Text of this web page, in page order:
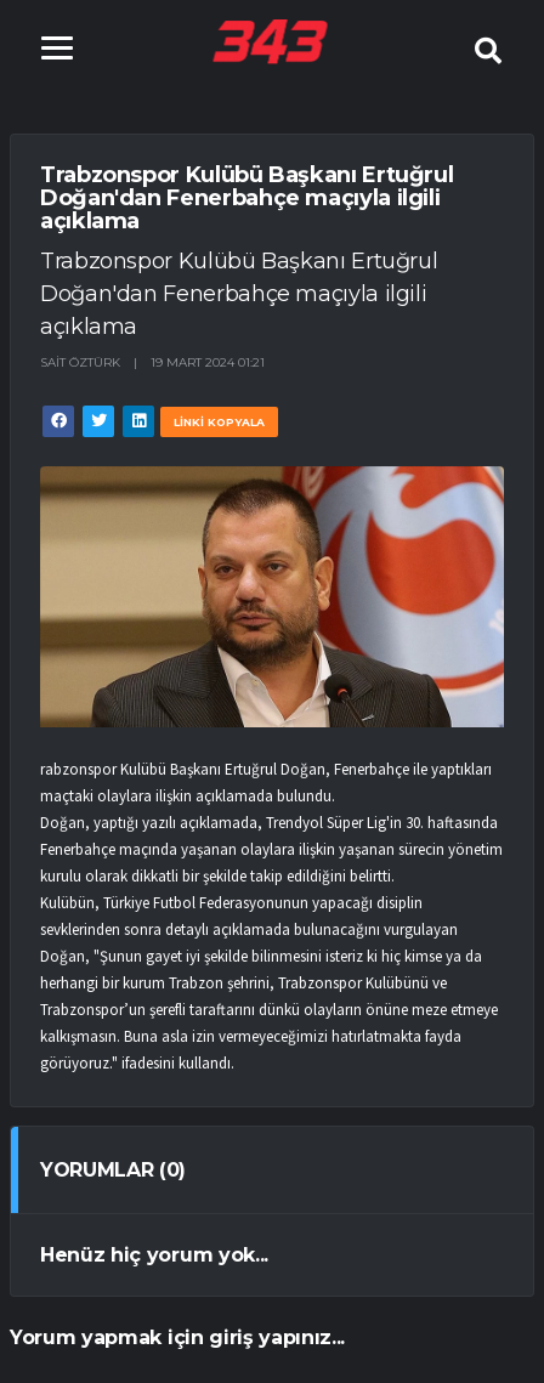
Trabzonspor Kulübü Başkanı Ertuğrul
Doğan'dan Fenerbahçe maçıyla ilgili
açıklama
Trabzonspor Kulübü Başkanı Ertuğrul
Doğan'dan Fenerbahçe maçıyla ilgili
açıklama
SAIT ÖZTÜRK | 19 MART 2024 01:21
LİNKİ KOPYALA
rabzonspor Kulübü Başkanı Ertuğrul Doğan, Fenerbahçe ile yaptıkları
maçtaki olaylara ilişkin açıklamada bulundu.
Doğan, yaptığı yazılı açıklamada, Trendyol Süper Lig'in 30. haftasında
Fenerbahçe maçında yaşanan olaylara ilişkin yaşanan sürecin yönetim
kurulu olarak dikkatli bir şekilde takip edildiğini belirtti.
Kulübün, Türkiye Futbol Federasyonunun yapacağı disiplin
sevklerinden sonra detaylı açıklamada bulunacağını vurgulayan
Doğan, "Şunun gayet iyi şekilde bilinmesini isteriz ki hiç kimse ya da
herhangi bir kurum Trabzon şehrini, Trabzonspor Kulübünü ve
Trabzonspor’un şerefli taraftarını dünkü olayların önüne meze etmeye
kalkışmasın. Buna asla izin vermeyeceğimizi hatırlatmakta fayda
görüyoruz." ifadesini kullandı.
YORUMLAR (0)
Henüz hiç yorum yok...
Yorum yapmak için giriş yapınız...